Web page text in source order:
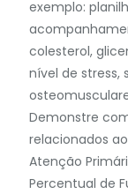
exemplo:
colesterol,
nível de stress,
Demonstre
relacionados
Atenção
Percentual de